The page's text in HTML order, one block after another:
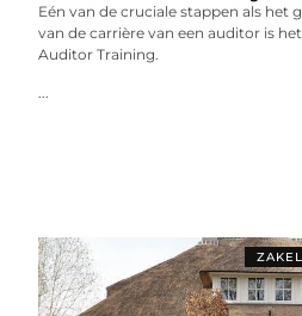
Eén van de cruciale stappen als het
van de carrière van een auditor is
Auditor Training.
...